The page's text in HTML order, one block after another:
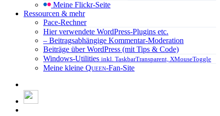
Meine Flickr-Seite
Ressourcen & mehr
Pace-Rechner
Hier verwendete WordPress-Plugins etc.
– Beitragsabhängige Kommentar-Moderation
Beiträge über WordPress (mit Tips & Code)
Windows-Utilities inkl. TaskbarTransparent, XMouseToggle
Meine kleine Queen-Fan-Site